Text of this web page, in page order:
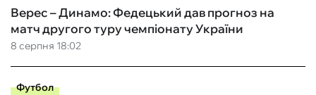
8 серпня 18:02
Верес – Динамо: Федецький дав прогноз на
матч другого туру чемпіонату України
Футбол